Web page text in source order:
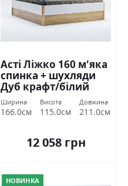
Асті Ліжко 160 м'яка
спинка + шухляди
Дуб крафт/білий
глянець Міромарк
Ширина
166.0см
Висота
115.0см
Довжина
211.0см
12 058 грн
НОВИНКА